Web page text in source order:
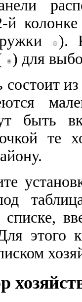
й
).
) для
состоит
быть
те
списке,
этого